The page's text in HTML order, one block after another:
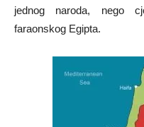
jednog naroda, nego
faraonskog Egipta.